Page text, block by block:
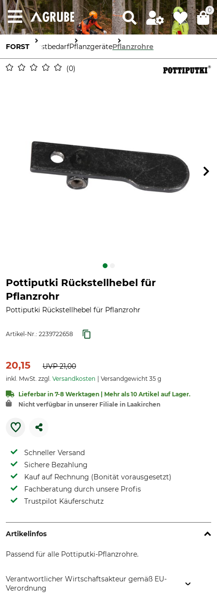
0
FORST ForstbedarfPflanzgerätePflanzrohre
0
Pottiputki Rückstellhebel für
Pflanzrohr
Pottiputki Rückstellhebel für Pflanzrohr
Artikel-Nr.: 2239722658
20,15 UVP21,00
inkl. MwSt. zzgl. Versandkosten Versandgewicht 35 g
Lieferbar in 7-8 Werktagen | Mehr als 10 Artikel auf Lager.
Nicht verfügbar in unserer Filiale in Laakirchen
Schneller Versand
Sichere Bezahlung
Kauf auf Rechnung (Bonität vorausgesetzt)
Fachberatung durch unsere Profis
Trustpilot Käuferschutz
Artikelinfos
Passend für alle Pottiputki-Pflanzrohre.
Verantwortlicher Wirtschaftsakteur gemäß EU-
Verordnung